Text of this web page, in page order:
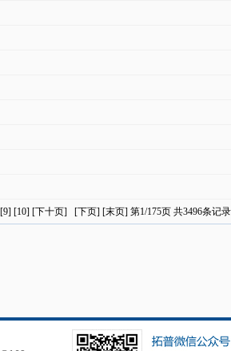
[9] [10] [下十页] [下页] [末页] 第1/175页 共3496条记录